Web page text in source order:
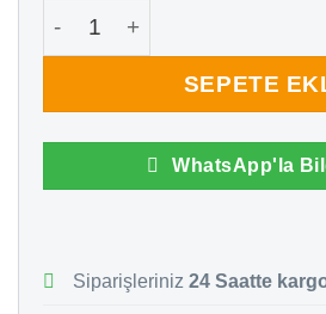
50 mm x 30 mm Lamine
SEPETE
WhatsApp'la
Siparişleriniz 24 Saatte